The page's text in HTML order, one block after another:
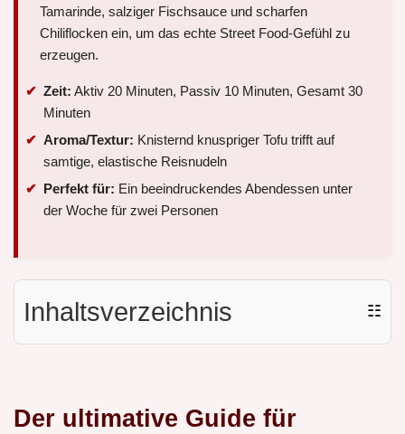
Tamarinde, salziger Fischsauce und scharfen
Chiliflocken ein, um das echte Street Food-Gefühl zu
erzeugen.
Zeit: Aktiv 20 Minuten, Passiv 10 Minuten, Gesamt 30
Minuten
Aroma/Textur: Knisternd knuspriger Tofu trifft auf
samtige, elastische Reisnudeln
Perfekt für: Ein beeindruckendes Abendessen unter
der Woche für zwei Personen
Inhaltsverzeichnis ☷
Der ultimative Guide für